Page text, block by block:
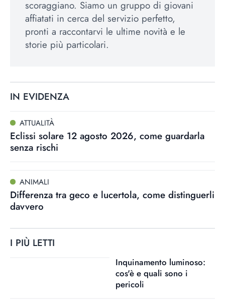
scoraggiano. Siamo un gruppo di giovani
affiatati in cerca del servizio perfetto,
pronti a raccontarvi le ultime novità e le
storie più particolari.
IN EVIDENZA
ATTUALITÀ
Eclissi solare 12 agosto 2026, come guardarla
senza rischi
ANIMALI
Differenza tra geco e lucertola, come distinguerli
davvero
I PIÙ LETTI
Inquinamento luminoso:
cos'è e quali sono i
pericoli